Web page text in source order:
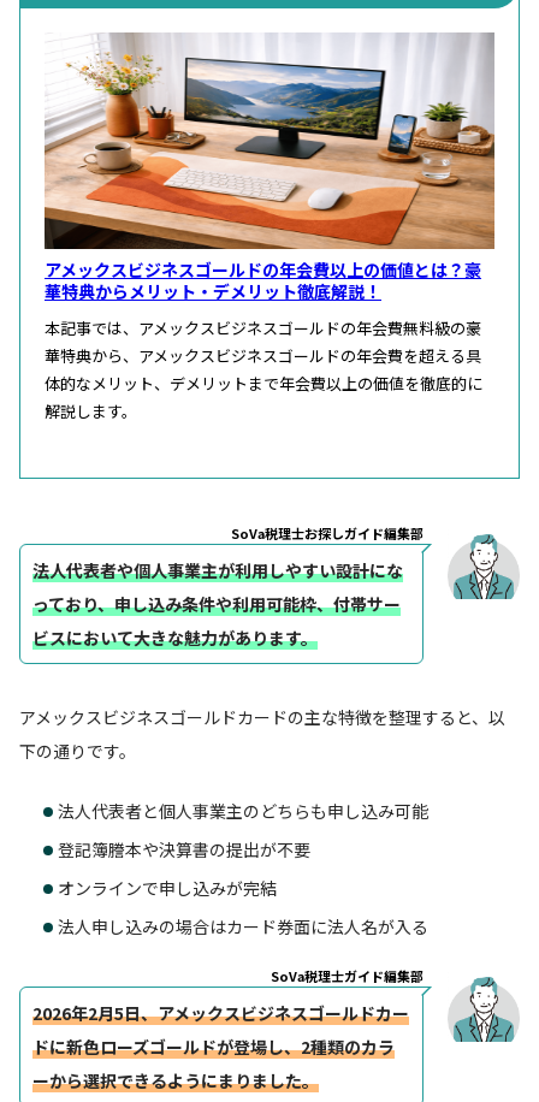
アメックスビジネスゴールドの年会費以上の価値とは？豪
華特典からメリット・デメリット徹底解説！
本記事では、アメックスビジネスゴールドの年会費無料級の豪
華特典から、アメックスビジネスゴールドの年会費を超える具
体的なメリット、デメリットまで年会費以上の価値を徹底的に
解説します。
SoVa税理士お探しガイド編集部
法人代表者や個人事業主が利用しやすい設計にな
っており、申し込み条件や利用可能枠、付帯サー
ビスにおいて大きな魅力があります。
アメックスビジネスゴールドカードの主な特徴を整理すると、以
下の通りです。
法人代表者と個人事業主のどちらも申し込み可能
登記簿謄本や決算書の提出が不要
オンラインで申し込みが完結
法人申し込みの場合はカード券面に法人名が入る
SoVa税理士ガイド編集部
2026年2月5日、アメックスビジネスゴールドカー
ドに新色ローズゴールドが登場し、2種類のカラ
ーから選択できるようにまりました。